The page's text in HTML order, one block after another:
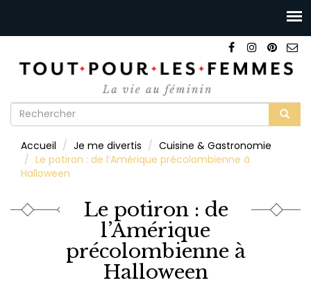
Formulaire
recherche
Accueil Je me divertis
Cuisine & Gastronomie
Le potiron : de l’Amérique précolombienne à
Halloween
Le potiron : de
l’Amérique
précolombienne à
Halloween